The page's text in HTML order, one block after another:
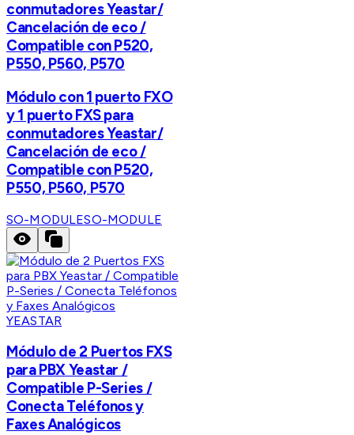
conmutadores Yeastar/
Cancelación de eco /
Compatible con P520,
P550, P560, P570
Módulo con 1 puerto FXO
y 1 puerto FXS para
conmutadores Yeastar/
Cancelación de eco /
Compatible con P520,
P550, P560, P570
SO-MODULESO-MODULE
YEASTAR
Módulo de 2 Puertos FXS
para PBX Yeastar /
Compatible P-Series /
Conecta Teléfonos y
Faxes Analógicos